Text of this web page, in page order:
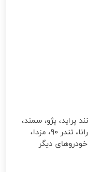
پراید، پژو، سمند،
دنا، تیبا، ساینا، شاهین، کوییک، رانا، تندر 90، مزدا،
دیگر